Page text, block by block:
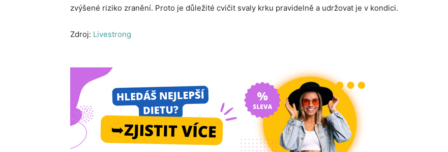
zvýšené riziko zranění. Proto je důležité cvičit svaly krku pravidelně a udržovat je v kondici.
Zdroj: Livestrong